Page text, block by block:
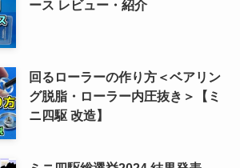
ース レビュー・紹介
回るローラーの作り方＜ベアリン
グ脱脂・ローラー内圧抜き＞【ミ
ニ四駆 改造】